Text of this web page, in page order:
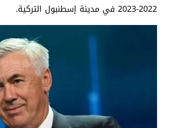
2022-2023 في مدينة إسطنبول التركية.